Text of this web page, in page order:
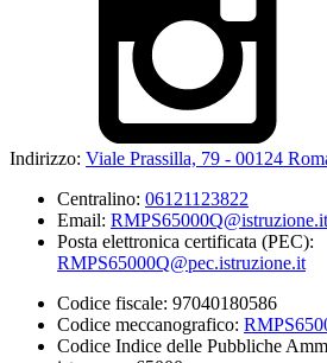
Indirizzo: Viale Prassilla, 79 - 00124
Centralino: 06121123822
Email: RMPS65000Q@istruzione.it
Posta elettronica certificata (PEC):
RMPS65000Q@pec.istruzione.it
Codice fiscale: 97040180586
Codice meccanografico:
Codice Indice delle Pubbliche